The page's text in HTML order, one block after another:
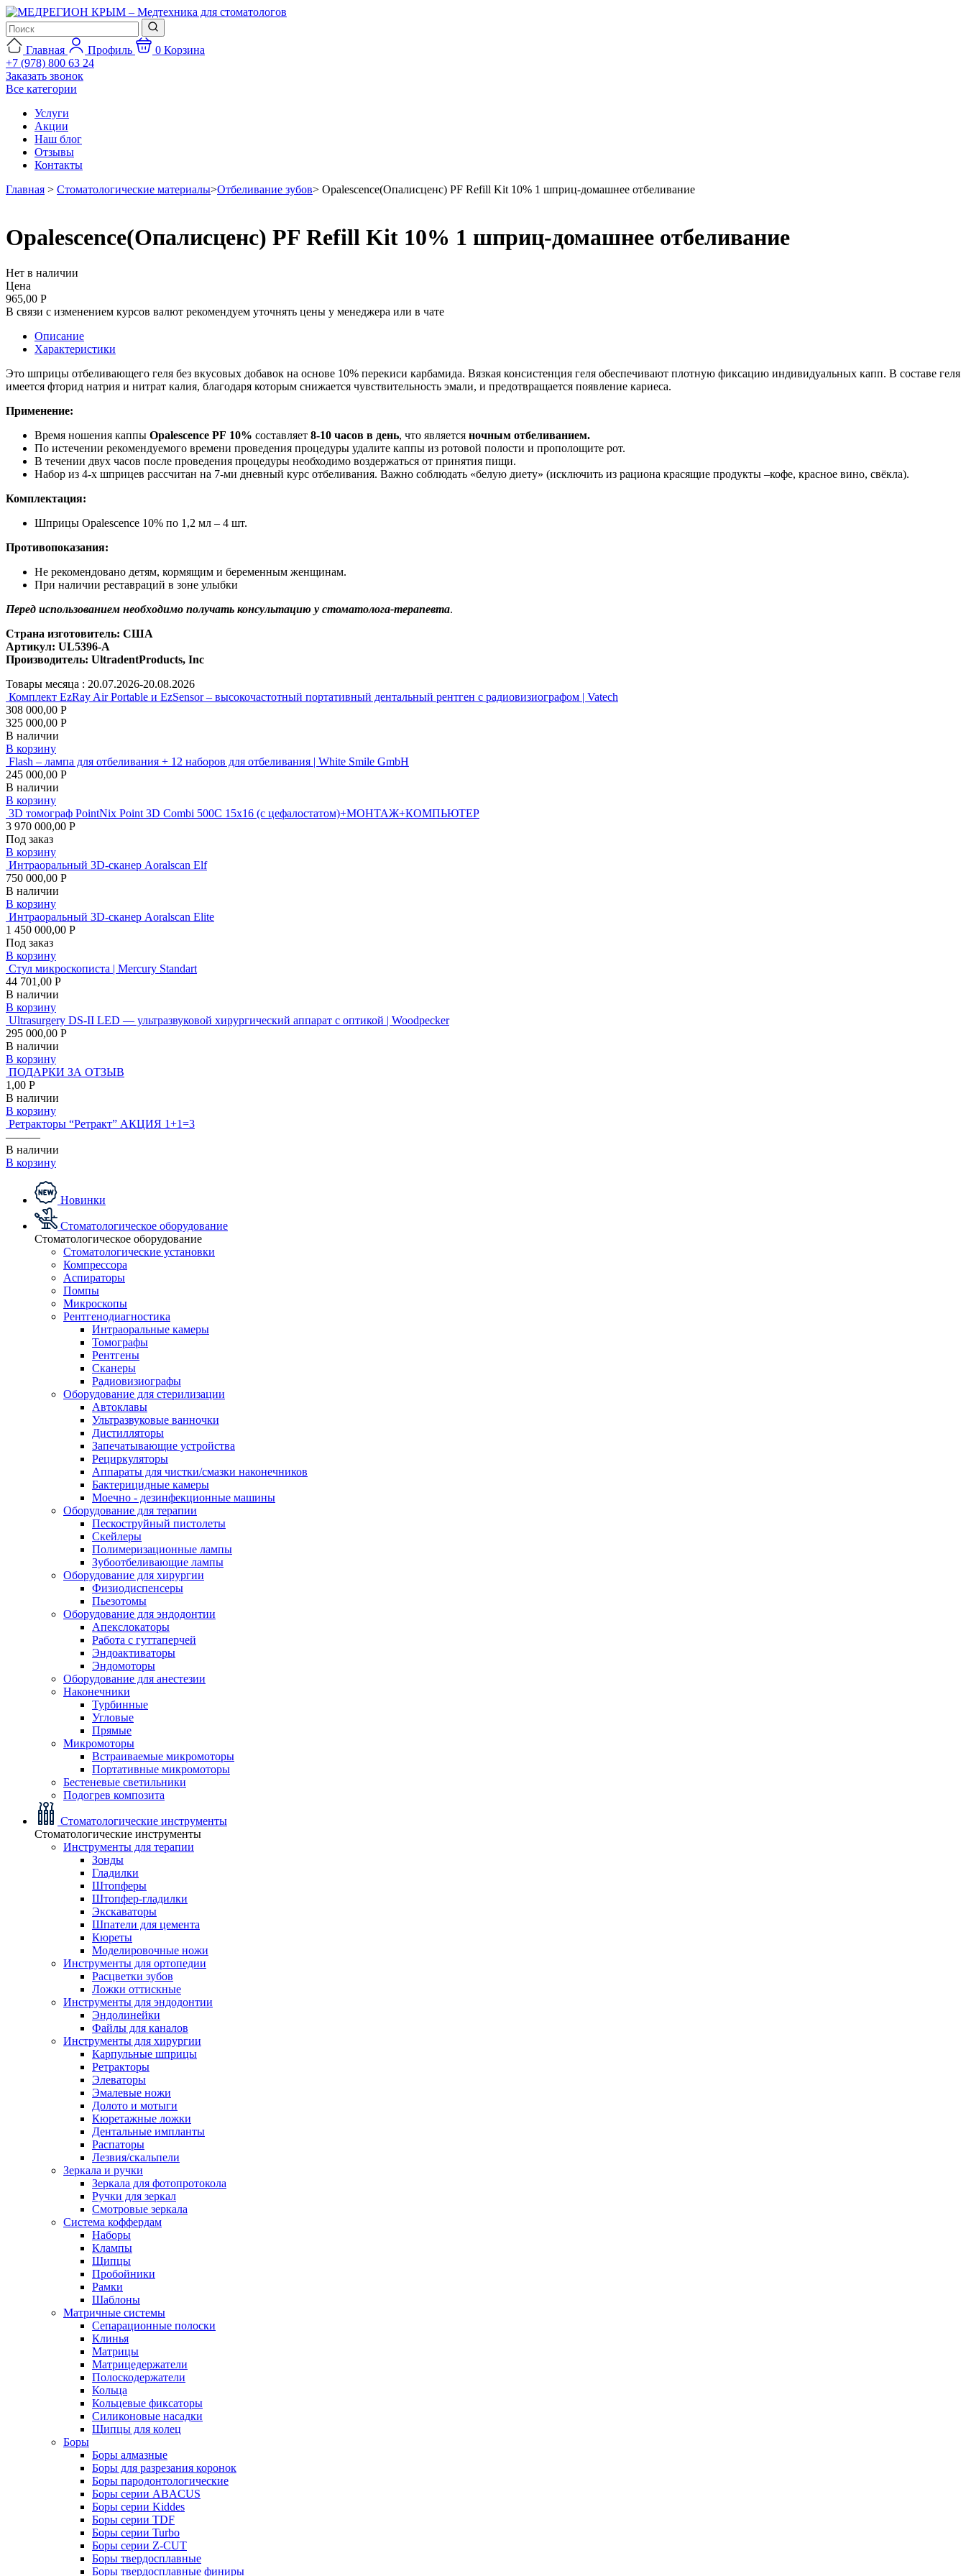
Главная Профиль 0 Корзина
+7 (978) 800 63 24
Заказать звонок
Все категории
Услуги
Акции
Наш блог
Отзывы
Контакты
Главная > Стоматологические материалы>Отбеливание зубов> Opalescence(Опалисценс) PF Refill Kit 10% 1 шприц-домашнее отбеливание
Opalescence(Опалисценс) PF Refill Kit 10% 1 шприц-домашнее отбеливание
Нет в наличии
Цена
965,00 Р
В связи с изменением курсов валют рекомендуем уточнять цены у менеджера или в чате
Описание
Характеристики
Это шприцы отбеливающего геля без вкусовых добавок на основе 10% перекиси карбамида. Вязкая консистенция геля обеспечивают плотную фиксацию индивидуальных капп. В составе геля
имеется фторид натрия и нитрат калия, благодаря которым снижается чувствительность эмали, и предотвращается появление кариеса.
Применение:
Время ношения каппы Opalescence PF 10% составляет 8-10 часов в день, что является ночным отбеливанием.
По истечении рекомендуемого времени проведения процедуры удалите каппы из ротовой полости и прополощите рот.
В течении двух часов после проведения процедуры необходимо воздержаться от принятия пищи.
Набор из 4-х шприцев рассчитан на 7-ми дневный курс отбеливания. Важно соблюдать «белую диету» (исключить из рациона красящие продукты –кофе, красное вино, свёкла).
Комплектация:
Шприцы Opalescence 10% по 1,2 мл – 4 шт.
Противопоказания:
Не рекомендовано детям, кормящим и беременным женщинам.
При наличии реставраций в зоне улыбки
Перед использованием необходимо получать консультацию у стоматолога-терапевта.
Страна изготовитель: США
Артикул: UL5396-A
Производитель: UltradentProducts, Inc
Товары месяца : 20.07.2026-20.08.2026
Комплект EzRay Air Portable и EzSensor – высокочастотный портативный дентальный рентген с радиовизиографом | Vatech
308 000,00 Р
325 000,00 Р
В наличии
В корзину
Flash – лампа для отбеливания + 12 наборов для отбеливания | White Smile GmbH
245 000,00 Р
В наличии
В корзину
3D томограф PointNix Point 3D Combi 500C 15х16 (с цефалостатом)+МОНТАЖ+КОМПЬЮТЕР
3 970 000,00 Р
Под заказ
В корзину
Интраоральный 3D-сканер Aoralscan Elf
750 000,00 Р
В наличии
В корзину
Интраоральный 3D-сканер Aoralscan Elite
1 450 000,00 Р
Под заказ
В корзину
Стул микроскописта | Mercury Standart
44 701,00 Р
В наличии
В корзину
Ultrasurgery DS-II LED — ультразвуковой хирургический аппарат с оптикой | Woodpecker
295 000,00 Р
В наличии
В корзину
ПОДАРКИ ЗА ОТЗЫВ
1,00 Р
В наличии
В корзину
Ретракторы “Ретракт” АКЦИЯ 1+1=3
———
В наличии
В корзину
Новинки
Стоматологическое оборудование
Стоматологическое оборудование
Стоматологические установки
Компрессора
Аспираторы
Помпы
Микроскопы
Рентгенодиагностика
Интраоральные камеры
Томографы
Рентгены
Сканеры
Радиовизиографы
Оборудование для стерилизации
Автоклавы
Ультразвуковые ванночки
Дистилляторы
Запечатывающие устройства
Рециркуляторы
Аппараты для чистки/смазки наконечников
Бактерицидные камеры
Моечно - дезинфекционные машины
Оборудование для терапии
Пескоструйный пистолеты
Скейлеры
Полимеризационные лампы
Зубоотбеливающие лампы
Оборудование для хирургии
Физиодиспенсеры
Пьезотомы
Оборудование для эндодонтии
Апекслокаторы
Работа с гуттаперчей
Эндоактиваторы
Эндомоторы
Оборудование для анестезии
Наконечники
Турбинные
Угловые
Прямые
Микромоторы
Встраиваемые микромоторы
Портативные микромоторы
Бестеневые светильники
Подогрев композита
Стоматологические инструменты
Стоматологические инструменты
Инструменты для терапии
Зонды
Гладилки
Штопферы
Штопфер-гладилки
Экскаваторы
Шпатели для цемента
Кюреты
Моделировочные ножи
Инструменты для ортопедии
Расцветки зубов
Ложки оттискные
Инструменты для эндодонтии
Эндолинейки
Файлы для каналов
Инструменты для хирургии
Карпульные шприцы
Ретракторы
Элеваторы
Эмалевые ножи
Долото и мотыги
Кюретажные ложки
Дентальные импланты
Распаторы
Лезвия/скальпели
Зеркала и ручки
Зеркала для фотопротокола
Ручки для зеркал
Смотровые зеркала
Система коффердам
Наборы
Клампы
Щипцы
Пробойники
Рамки
Шаблоны
Матричные системы
Сепарационные полоски
Клинья
Матрицы
Матрицедержатели
Полоскодержатели
Кольца
Кольцевые фиксаторы
Силиконовые насадки
Щипцы для колец
Боры
Боры алмазные
Боры для разрезания коронок
Боры пародонтологические
Боры серии ABACUS
Боры серии Kiddes
Боры серии TDF
Боры серии Turbo
Боры серии Z-CUT
Боры твердосплавные
Боры твердосплавные финиры